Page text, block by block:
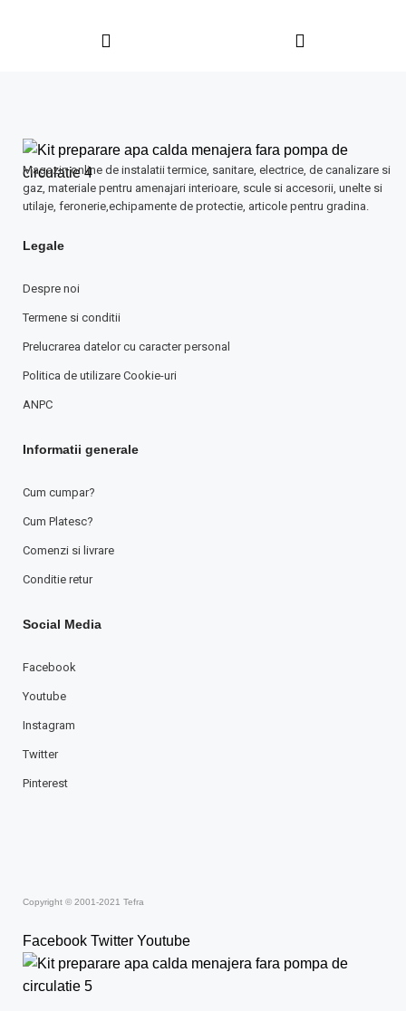
Magazin online de instalatii termice, sanitare, electrice, de canalizare si
gaz, materiale pentru amenajari interioare, scule si accesorii, unelte si
utilaje, feronerie,echipamente de protectie, articole pentru gradina.
Legale
Despre noi
Termene si conditii
Prelucrarea datelor cu caracter personal
Politica de utilizare Cookie-uri
ANPC
Informatii generale
Cum cumpar?
Cum Platesc?
Comenzi si livrare
Conditie retur
Social Media
Facebook
Youtube
Instagram
Twitter
Pinterest
Copyright © 2001-2021 Tefra
Facebook Twitter Youtube